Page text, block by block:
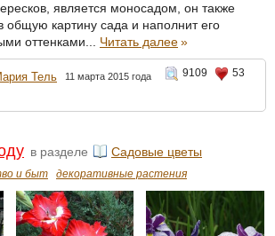
является моносадом, он также
общую картину сада и наполнит его
оттенками... Читать далее»
Тель 11 марта 2015 года 9109
53
в разделе Садовые цветы
и быт декоративные растения